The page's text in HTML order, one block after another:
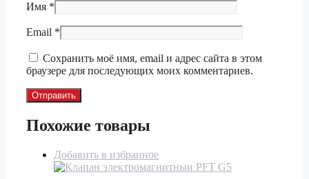
Имя *
Email *
Сохранить моё имя, email и адрес сайта в этом
браузере для последующих моих комментариев.
Похожие товары
Добавить в избранное